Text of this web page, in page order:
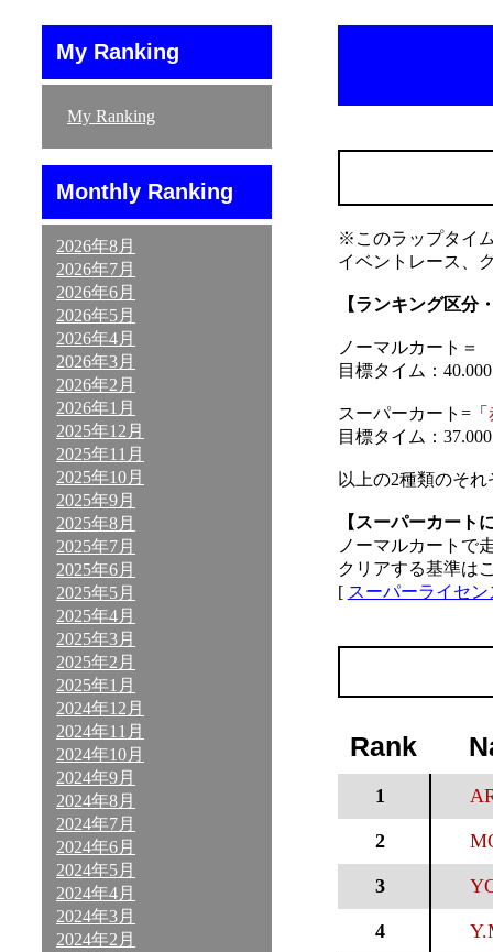
My Ranking
My Ranking
Monthly Ranking
2026年8月
2026年7月
2026年6月
2026年5月
2026年4月
2026年3月
2026年2月
2026年1月
2025年12月
2025年11月
2025年10月
2025年9月
2025年8月
2025年7月
2025年6月
2025年5月
2025年4月
2025年3月
2025年2月
2025年1月
2024年12月
2024年11月
2024年10月
2024年9月
2024年8月
2024年7月
2024年6月
2024年5月
2024年4月
2024年3月
2024年2月
※このラップタイ
イベントレース、
【ランキング区分
ノーマルカート＝
目標タイム：
スーパーカート=「
目標タイム：
以上の2種類のそ
【スーパーカート
ノーマルカートで
クリアする基準は
[ スーパーライセ
Rank
1
2
3
4